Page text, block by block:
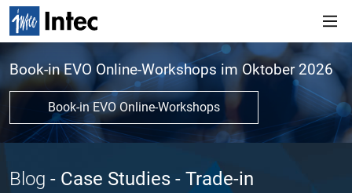
Book-in EVO Online-Workshops im Oktober 2026
Book-in EVO Online-Workshops
Blog - Case Studies - Trade-in